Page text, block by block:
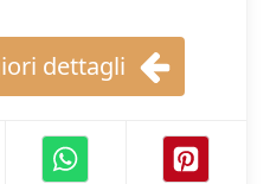
dettagli